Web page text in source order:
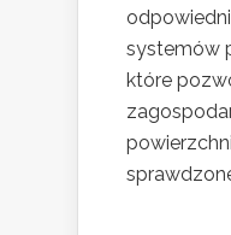
systemów
które